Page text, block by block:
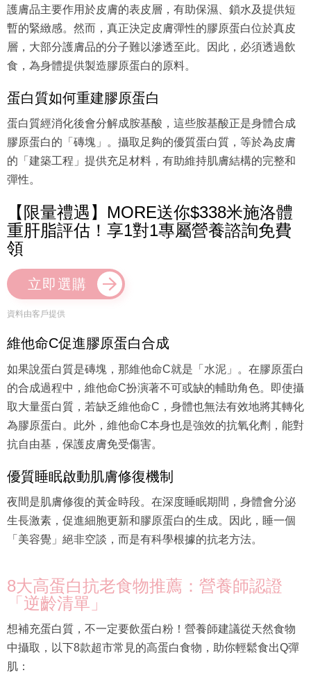
護膚品主要作用於皮膚的表皮層，有助保濕、鎖水及提供短
暫的緊緻感。然而，真正決定皮膚彈性的膠原蛋白位於真皮
層，大部分護膚品的分子難以滲透至此。因此，必須透過飲
食，為身體提供製造膠原蛋白的原料。
蛋白質如何重建膠原蛋白
蛋白質經消化後會分解成胺基酸，這些胺基酸正是身體合成
膠原蛋白的「磚塊」。攝取足夠的優質蛋白質，等於為皮膚
的「建築工程」提供充足材料，有助維持肌膚結構的完整和
彈性。
【限量禮遇】MORE送你$338米施洛體
重肝脂評估！享1對1專屬營養諮詢免費
領
立即選購
資料由客戶提供
維他命C促進膠原蛋白合成
如果說蛋白質是磚塊，那維他命C就是「水泥」。在膠原蛋白
的合成過程中，維他命C扮演著不可或缺的輔助角色。即使攝
取大量蛋白質，若缺乏維他命C，身體也無法有效地將其轉化
為膠原蛋白。此外，維他命C本身也是強效的抗氧化劑，能對
抗自由基，保護皮膚免受傷害。
優質睡眠啟動肌膚修復機制
夜間是肌膚修復的黃金時段。在深度睡眠期間，身體會分泌
生長激素，促進細胞更新和膠原蛋白的生成。因此，睡一個
「美容覺」絕非空談，而是有科學根據的抗老方法。
8大高蛋白抗老食物推薦：營養師認證
「逆齡清單」
想補充蛋白質，不一定要飲蛋白粉！營養師建議從天然食物
中攝取，以下8款超市常見的高蛋白食物，助你輕鬆食出Q彈
肌：